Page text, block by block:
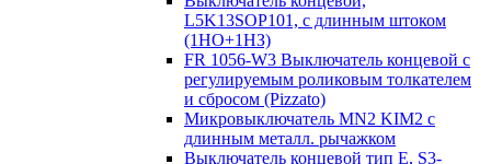
L5K13SOP101, с длинным штоком
(1НО+1НЗ)
FR 1056-W3 Выключатель концевой с
регулируемым роликовым толкателем
и сбросом (Pizzato)
Микровыключатель MN2 KIM2 с
длинным металл. рычажком
Выключатель концевой тип Е, S3-